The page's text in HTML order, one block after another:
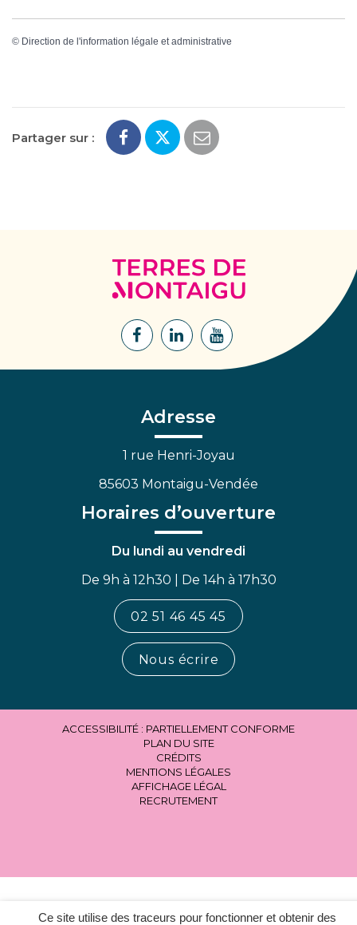
Ce site utilise des traceurs pour fonctionner et obtenir des
© Direction de l'information légale et administrative
Partager sur :
Terres
de
Lien
Facebook
Lien
Lien
Adresse
1 rue Henri-Joyau
85603 Montaigu-Vendée
Horaires d’ouverture
Du lundi au vendredi
De 9h à 12h30 | De 14h à 17h30
02 51 46 45 45
Nous écrire
ACCESSIBILITÉ : PARTIELLEMENT CONFORME
PLAN DU SITE
CRÉDITS
MENTIONS LÉGALES
AFFICHAGE LÉGAL
RECRUTEMENT